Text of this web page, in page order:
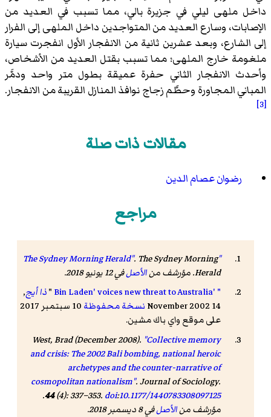
داخل ملهى ليلي في جزيرة بالي، مما تسبب في العديد من
الإصابات، وسارع العديد من المتواجدين داخل الملهى إلى الفرار
إلى الشارع، وبعد عشرين ثانية من الانفجار الأول انفجرت سيارة
ملغومة خارج الملهى؛ مما تسبب بقتل العديد من الأشخاص،
وأحدث الانفجار الثاني حفرة عميقة بطول متر واحد ودمَّر
المباني المجاورة وحطَّم زجاج نوافذ المنازل القريبة من الانفجار.
[3]
مقالات ذات صلة
رضوان عصام الدين
مراجع
"The Sydney Morning Herald"
. The Sydney Morning
Herald. مؤرشف منالأصلفي 12 يونيو 2018
.
" 'Bin Laden' voices new threat to Australia
"ذا أيج,
14 November 2002
نسخة محفوظة
10 سبتمبر 2017
على موقع واي باك مشين.
West, Brad (December 2008). "Collective memory
and crisis: The 2002 Bali bombing, national heroic
archetypes and the counter-narrative of
cosmopolitan nationalism".Journal of Sociology.
44(4): 337–353. doi:10.1177/1440783308097125
.
مؤرشف منالأصلفي 8 ديسمبر 2018 .